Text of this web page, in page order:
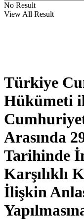
No Result
View All Result
Türkiye
Hükümeti
Arasında
Tarihinde
Karşılıklı
İlişkin